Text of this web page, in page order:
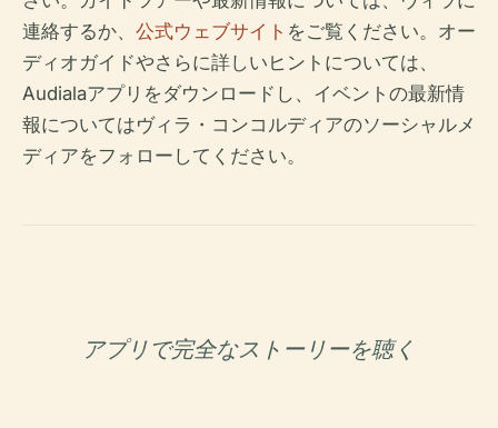
連絡するか、 公式ウェブサイト をご覧ください。オー
ディオガイドやさらに詳しいヒントについては、
Audialaアプリをダウンロードし、イベントの最新情
報についてはヴィラ・コンコルディアのソーシャルメ
ディアをフォローしてください。
アプリで完全なストーリーを聴く